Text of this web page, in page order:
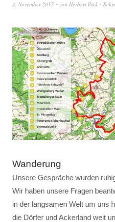
4. November 2017 von Herbert Peck
Wanderung
Unsere Gespräche wurden
Wir haben unsere Fragen
in der langsamen Welt um uns
die Dörfer und Ackerland weit